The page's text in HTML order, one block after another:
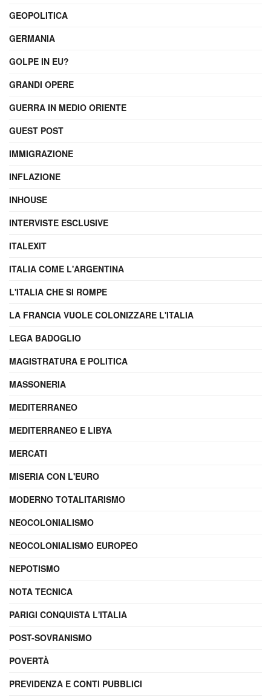
GEOPOLITICA
GERMANIA
GOLPE IN EU?
GRANDI OPERE
GUERRA IN MEDIO ORIENTE
GUEST POST
IMMIGRAZIONE
INFLAZIONE
INHOUSE
INTERVISTE ESCLUSIVE
ITALEXIT
ITALIA COME L'ARGENTINA
L'ITALIA CHE SI ROMPE
LA FRANCIA VUOLE COLONIZZARE L'ITALIA
LEGA BADOGLIO
MAGISTRATURA E POLITICA
MASSONERIA
MEDITERRANEO
MEDITERRANEO E LIBYA
MERCATI
MISERIA CON L'EURO
MODERNO TOTALITARISMO
NEOCOLONIALISMO
NEOCOLONIALISMO EUROPEO
NEPOTISMO
NOTA TECNICA
PARIGI CONQUISTA L'ITALIA
POST-SOVRANISMO
POVERTÀ
PREVIDENZA E CONTI PUBBLICI